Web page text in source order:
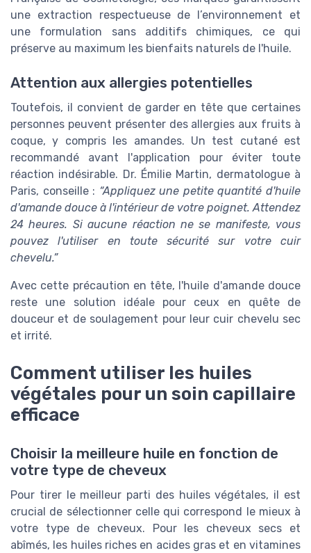
une extraction respectueuse de l’environnement et
une formulation sans additifs chimiques, ce qui
préserve au maximum les bienfaits naturels de l'huile.
Attention aux allergies potentielles
Toutefois, il convient de garder en tête que certaines
personnes peuvent présenter des allergies aux fruits à
coque, y compris les amandes. Un test cutané est
recommandé avant l'application pour éviter toute
réaction indésirable. Dr. Émilie Martin, dermatologue à
Paris, conseille : “Appliquez une petite quantité d'huile
d'amande douce à l'intérieur de votre poignet. Attendez
24 heures. Si aucune réaction ne se manifeste, vous
pouvez l'utiliser en toute sécurité sur votre cuir
chevelu.”
Avec cette précaution en tête, l'huile d'amande douce
reste une solution idéale pour ceux en quête de
douceur et de soulagement pour leur cuir chevelu sec
et irrité.
Comment utiliser les huiles
végétales pour un soin capillaire
efficace
Choisir la meilleure huile en fonction de
votre type de cheveux
Pour tirer le meilleur parti des huiles végétales, il est
crucial de sélectionner celle qui correspond le mieux à
votre type de cheveux. Pour les cheveux secs et
abîmés, les huiles riches en acides gras et en vitamines